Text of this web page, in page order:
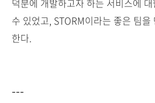
덕분에 개발하고자 하는 서비스에
수 있었고, STORM이라는 좋은 팀
한다.
---